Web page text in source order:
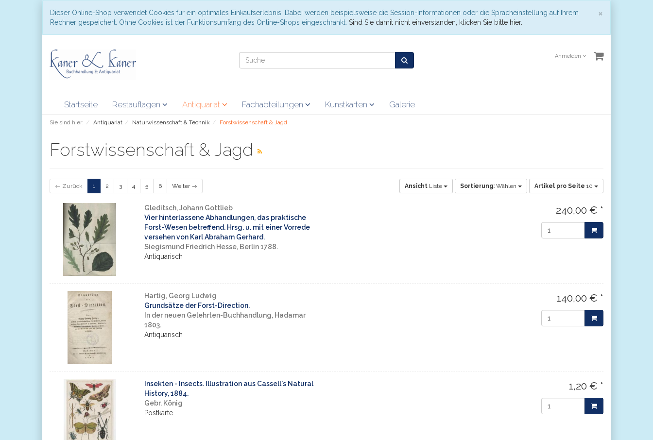
×
Dieser Online-Shop verwendet Cookies für ein optimales Einkaufserlebnis. Dabei werden beispielsweise die Session-Informationen oder die Spracheinstellung auf Ihrem
Rechner gespeichert. Ohne Cookies ist der Funktionsumfang des Online-Shops eingeschränkt. Sind Sie damit nicht einverstanden, klicken Sie bitte hier.
Anmelden
Startseite Restauflagen Antiquariat Fachabteilungen Kunstkarten Galerie
Sie sind hier: Antiquariat Naturwissenschaft & Technik Forstwissenschaft & Jagd
Forstwissenschaft & Jagd
← Zurück 1 2 3 4 5 6 Weiter → Ansicht Liste Sortierung: Wählen Artikel pro Seite 10
Gleditsch, Johann Gottlieb
Vier hinterlassene Abhandlungen, das praktische
Forst-Wesen betreffend. Hrsg. u. mit einer Vorrede
versehen von Karl Abraham Gerhard.
Siegismund Friedrich Hesse, Berlin 1788.
Antiquarisch
240,00 € *
Hartig, Georg Ludwig
Grundsätze der Forst-Direction.
In der neuen Gelehrten-Buchhandlung, Hadamar
1803.
Antiquarisch
140,00 € *
Insekten - Insects. Illustration aus Cassell's Natural
History, 1884.
Gebr. König
Postkarte
1,20 € *